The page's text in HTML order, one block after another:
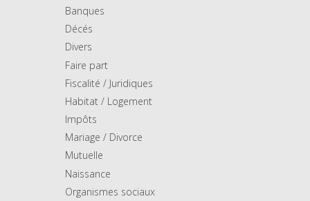
Banques
Décés
Divers
Faire part
Fiscalité / Juridiques
Habitat / Logement
Impôts
Mariage / Divorce
Mutuelle
Naissance
Organismes sociaux